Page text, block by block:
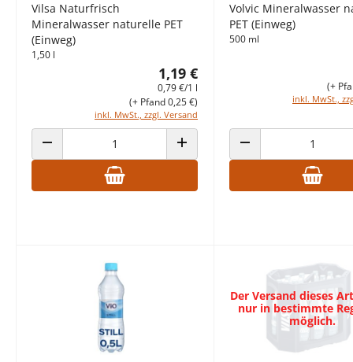
Vilsa Naturfrisch
Mineralwasser naturelle PET
(Einweg)
1,50 l
1,19 €
0,79 €/1 l
inkl. MwSt., zzgl. Versand
(+ Pfand 0,25 €)
ANZAHL VERRINGERN ANZAHL ERHÖHEN
Volvic Mineralwasser
PET (Einweg)
500 ml
inkl. MwSt.,
(+
ANZAHL VERRINGERN
Der Versand dieses
nur in bestimmte
möglich.